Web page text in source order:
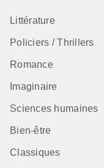
Littérature
Policiers / Thrillers
Romance
Imaginaire
Sciences humaines
Bien-être
Classiques